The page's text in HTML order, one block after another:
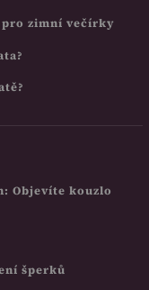
pro zimní večírky
Objevíte kouzlo
šperků